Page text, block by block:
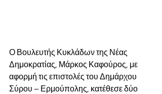
Ο Βουλευτής Κυκλάδων της Νέας
Δημοκρατίας, Μάρκος Καφούρος, με
αφορμή τις επιστολές του Δημάρχου
Σύρου – Ερμούπολης, κατέθεσε δύο